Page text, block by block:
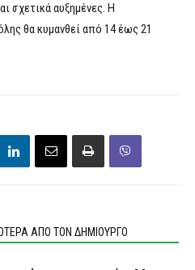
σχετικά αυξημένες. Η
θα κυμανθεί από 14 έως 21
ΑΠΟ ΤΟΝ ΔΗΜΙΟΥΡΓΟ